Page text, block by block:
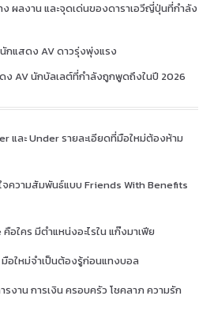
ง ผลงาน และจุดเด่นของดาราเอวีญี่ปุ่นที่กำลัง
นักแสดง AV ดาวรุ่งพุ่งแรง
ดง AV นักบัลเลต์ที่กำลังถูกพูดถึงในปี 2026
และ Under รายละเอียดที่มือใหม่ต้องห้าม
จความสัมพันธ์แบบ Friends With Benefits
อใคร มีตำแหน่งอะไรใน แก๊งมาเฟีย
มือใหม่จำเป็นต้องรู้ก่อนแทงบอล
รงาน การเงิน ครอบครัว โชคลาภ ความรัก